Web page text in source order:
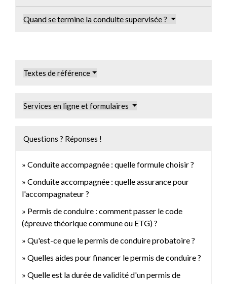
Quand se termine la conduite supervisée ?
Textes de référence
Services en ligne et formulaires
Questions ? Réponses !
Conduite accompagnée : quelle formule choisir ?
Conduite accompagnée : quelle assurance pour
l'accompagnateur ?
Permis de conduire : comment passer le code
(épreuve théorique commune ou ETG) ?
Qu'est-ce que le permis de conduire probatoire ?
Quelles aides pour financer le permis de conduire ?
Quelle est la durée de validité d'un permis de